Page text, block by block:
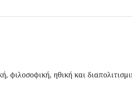
φιλοσοφική, ηθική και